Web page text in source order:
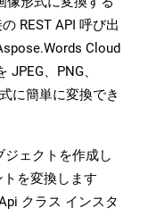
REST API 呼び出
Cloud
、PNG、
に簡単に変換でき
ェクトを作成し
を変換します
クラス インスタ